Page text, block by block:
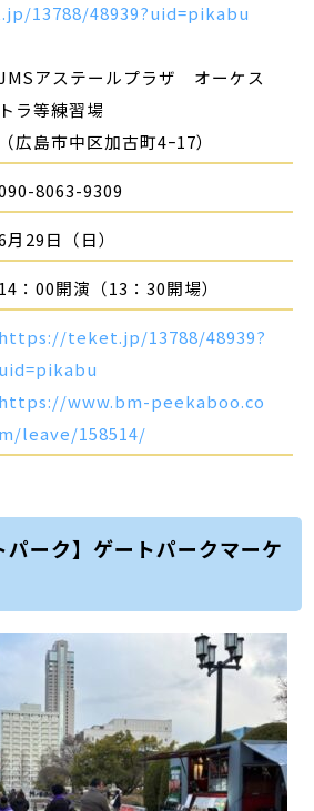
13788/48939?uid=pikabu
アステールプラザ オーケス
トラ等練習場
（広島市中区加古町4ｰ17）
8063-9309
月29日（日）
14：00開演（13：30開場）
https://teket.jp/13788/48939?
uid=pikabu
https://www.bm-peekaboo.co
m/leave/158514/
パーク】ゲートパークマーケ